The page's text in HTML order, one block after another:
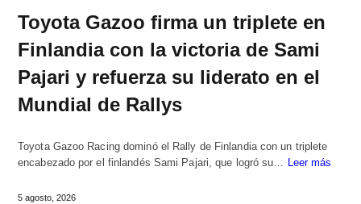
Toyota Gazoo firma un triplete en
Finlandia con la victoria de Sami
Pajari y refuerza su liderato en el
Mundial de Rallys
Toyota Gazoo Racing dominó el Rally de Finlandia con un triplete
encabezado por el finlandés Sami Pajari, que logró su… Leer más
5 agosto, 2026